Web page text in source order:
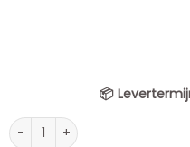
📦
Deens ovale eettafel